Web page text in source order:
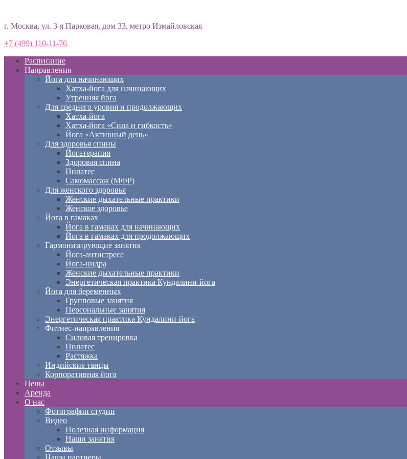
г. Москва, ул. 3-я Парковая, дом 33, метро Измайловская
+7 (499) 110-11-76
Расписание
Направления
Йога для начинающих
Хатха-йога для начинающих
Утренняя йога
Для среднего уровня и продолжающих
Хатха-йога
Хатха-йога «Сила и гибкость»
Йога «Активный день»
Для здоровья спины
Йогатерапия
Здоровая спина
Пилатес
Самомассаж (МФР)
Для женского здоровья
Женские дыхательные практики
Женское здоровье
Йога в гамаках
Йога в гамаках для начинающих
Йога в гамаках для продолжающих
Гармонизирующие занятия
Йога-антистресс
Йога-нидра
Женские дыхательные практики
Энергетическая практика Кундалини-йога
Йога для беременных
Групповые занятия
Персональные занятия
Энергетическая практика Кундалини-йога
Фитнес-направления
Силовая тренировка
Пилатес
Растяжка
Индийские танцы
Корпоративная йога
Цены
Аренда
О нас
Фотографии студии
Видео
Полезная информация
Наши занятия
Отзывы
Наши партнеры